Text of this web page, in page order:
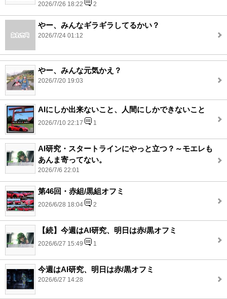
2026/7/26 18:22 2
やー、みんなギラギラしてるかい？
2026/7/24 01:12
やー、みんな元気かえ？
2026/7/20 19:03
AIにしか出来ないこと、人間にしかできないこと
2026/7/10 22:17 1
AI研究・スタートラインにやっと立つ？～モエレも
あんま寄ってない。
2026/7/6 22:01
第46回・赤組/黒組オフミ
2026/6/28 18:04 2
【続】今週はAI研究、明日は赤/黒オフミ
2026/6/27 15:49 1
今週はAI研究、明日は赤/黒オフミ
2026/6/27 14:28